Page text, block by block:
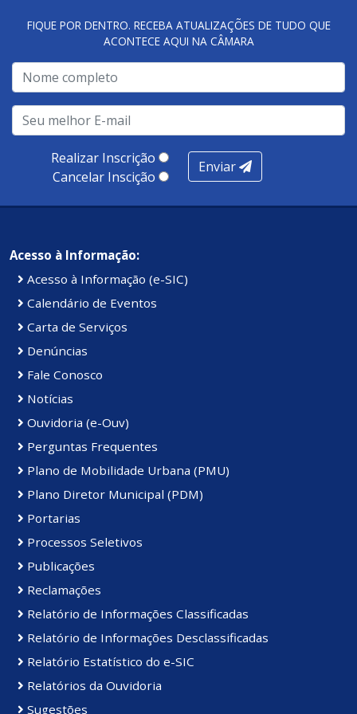
A metodologia de avaliação se concentra em 7 pilares:
qualidade no atendimento remoto, gestão, oferta /
realização de soluções, ambiente de negócios,
infraestrutura, presença digital e cobertura e
produtividade. Somados, todos as categorias totalizam
Kennedy.
FIQUE POR DENTRO. RECEBA ATUALIZAÇÕES DE TUDO QUE
ACONTECE AQUI NA CÂMARA
Realizar Inscrição
Cancelar Inscição
Enviar
Acesso à Informação:
Acesso à Informação (e-SIC)
Calendário de Eventos
Carta de Serviços
Denúncias
Fale Conosco
Notícias
Ouvidoria (e-Ouv)
Perguntas Frequentes
Plano de Mobilidade Urbana (PMU)
Plano Diretor Municipal (PDM)
Portarias
Processos Seletivos
Publicações
Reclamações
Relatório de Informações Classificadas
Relatório de Informações Desclassificadas
Relatório Estatístico do e-SIC
Relatórios da Ouvidoria
Sugestões